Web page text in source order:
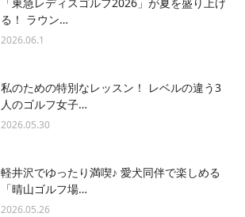
る！ ラウン…
2026.06.1
私のための特別なレッスン！ レベルの違う3
人のゴルフ女子…
2026.05.30
軽井沢でゆったり満喫♪ 愛犬同伴で楽しめる
「晴山ゴルフ場…
2026.05.26